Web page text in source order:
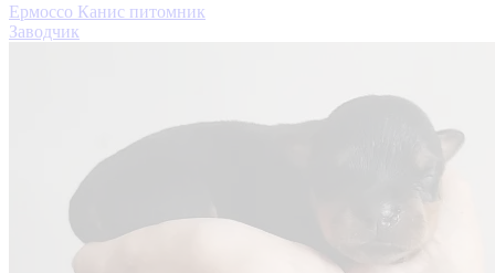
Ермоссо Канис питомник
Заводчик